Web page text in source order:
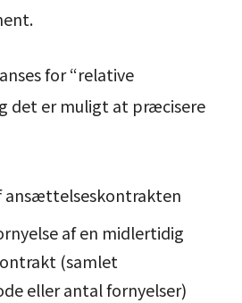
for “relative
det er muligt at præcisere
ansættelseskontrakten
af en midlertidig
(samlet
eller antal fornyelser)